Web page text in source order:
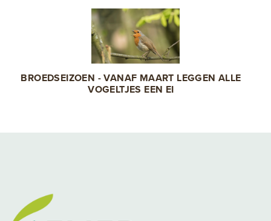
BROEDSEIZOEN - VANAF MAART LEGGEN ALLE
VOGELTJES EEN EI